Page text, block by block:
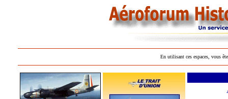
En utilisant ces espaces, vous